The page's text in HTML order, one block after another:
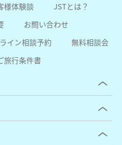
様体験談
JSTとは？
お問い合わせ
イン相談予約
無料相談会
旅行条件書